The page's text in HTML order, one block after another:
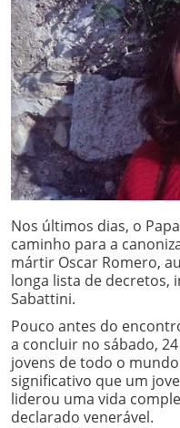
Nos últimos dias, o
caminho para a
mártir Oscar Romero,
longa lista de decretos,
Sabattini.
Pouco antes do
a concluir no sábado,
jovens de todo o
significativo que um
liderou uma vida
declarado venerável.